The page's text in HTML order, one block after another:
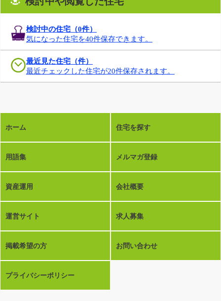
検討中の住宅（0件）
気になった住宅を40件保存できます。
最近見た住宅（件）
最近チェックした住宅が20件保存されます。
ホーム 住宅を探す
用語集 メルマガ登録
資産運用 会社概要
運営サイト 求人募集
掲載希望の方 お問い合わせ
プライバシーポリシー